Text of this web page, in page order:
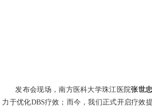
发布会现场，南方医科大学珠江医院张世
力于优化DBS疗效；而今，我们正式开启疗效